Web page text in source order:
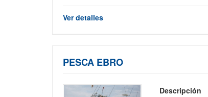
Ver detalles
PESCA EBRO
Descripción